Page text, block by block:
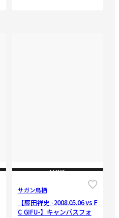
CLOSE
サガン鳥栖
【藤田祥史 -2008.05.06 vs F
C GIFU-】キャンバスフォ